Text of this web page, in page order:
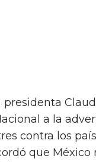
a la
contra los
que México